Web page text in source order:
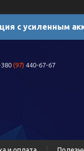
с усиленным
(97) 440-67-67